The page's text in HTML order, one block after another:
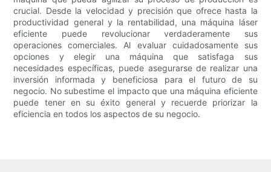
crucial. Desde la velocidad y precisión que ofrece hasta la
productividad general y la rentabilidad, una máquina láser
eficiente puede revolucionar verdaderamente sus
operaciones comerciales. Al evaluar cuidadosamente sus
opciones y elegir una máquina que satisfaga sus
necesidades específicas, puede asegurarse de realizar una
inversión informada y beneficiosa para el futuro de su
negocio. No subestime el impacto que una máquina eficiente
puede tener en su éxito general y recuerde priorizar la
eficiencia en todos los aspectos de su negocio.